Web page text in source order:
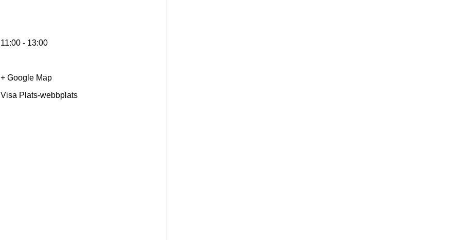
11:00 - 13:00
+ Google Map
Visa Plats-webbplats